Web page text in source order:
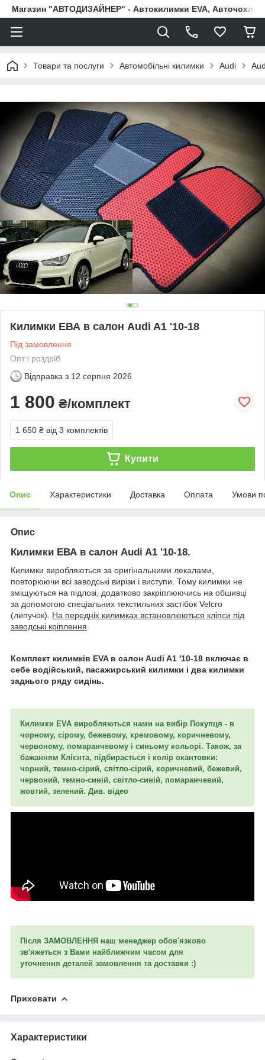
Магазин "АВТОДИЗАЙНЕР" - Автокилимки EVA, Авточохли,
Товари та послуги Автомобільні килимки Audi
Килимки ЕВА в салон Audi A1 '10-18
Під замовлення
Опт і роздріб
Відправка з 12 серпня 2026
1 800 ₴/комплект
1 650 ₴ від 3 комплектів
Купити
Опис Характеристики Доставка Оплата Умови
Опис
Килимки ЕВА в салон Audi A1 '10-18.
Килимки виробляються за оригінальними лекалами,
повторюючи всі заводські вирізи і виступи. Тому килимки не
зміщуються на підлозі, додатково закріплюючись на обшивці
за допомогою спеціальних текстильних застібок Velcro
(липучок). На передніх килимках встановлюються кліпси під
заводські кріплення
Комплект килимків EVA в салон Audi A1 '10-18 включає в
себе водійський, пасажирський килимки і два килимки
заднього ряду сидінь.
Килимки EVA виробляються нами на вибір Покупця - в
чорному, сірому, бежевому, кремовому, коричневому,
червоному, помаранчевому і синьому кольорі. Також, за
бажанням Клієнта, підбирається і колір окантовки:
чорний, темно-сірий, світло-сірий, коричневий, бежевий,
червоний, темно-синій, світло-синій, помаранчевий,
жовтий, зелений. Див. відео
Після ЗАМОВЛЕННЯ наш менеджер обов'язково
зв'яжеться з Вами найближчим часом для
уточнення деталей замовлення та доставки :)
Приховати
Характеристики